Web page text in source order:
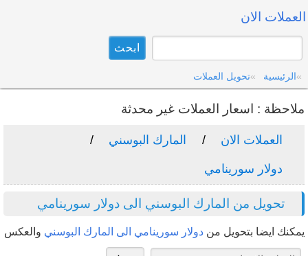
العملات الان
الرئيسية تحويل العملات
ملاحظة : اسعار العملات غير محدثة
العملات الان المارك البوسني
دولار سورينامي
تحويل من المارك البوسني الى دولار سورينامي
يمكنك ايضا بتحويل من دولار سورينامي الى المارك البوسني والعكس